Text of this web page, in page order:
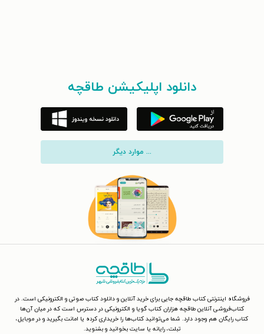
دانلود اپلیکیشن طاقچه
... موارد دیگر
فروشگاه اینترنتی کتاب طاقچه جایی برای خرید آنلاین و دانلود کتاب صوتی و الکترونیکی است. در
کتاب‌فروشی آنلاین طاقچه هزاران کتاب گویا و الکترونیکی در دسترس است که در میان آن‌ها
کتاب رایگان هم وجود دارد. شما می‌توانید کتاب‌ها را خریداری کرده یا امانت بگیرید و در موبایل،
تبلت، رایانه یا سایت بخوانید و بشنوید.